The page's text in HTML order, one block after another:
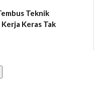
Teknik
Keras Tak